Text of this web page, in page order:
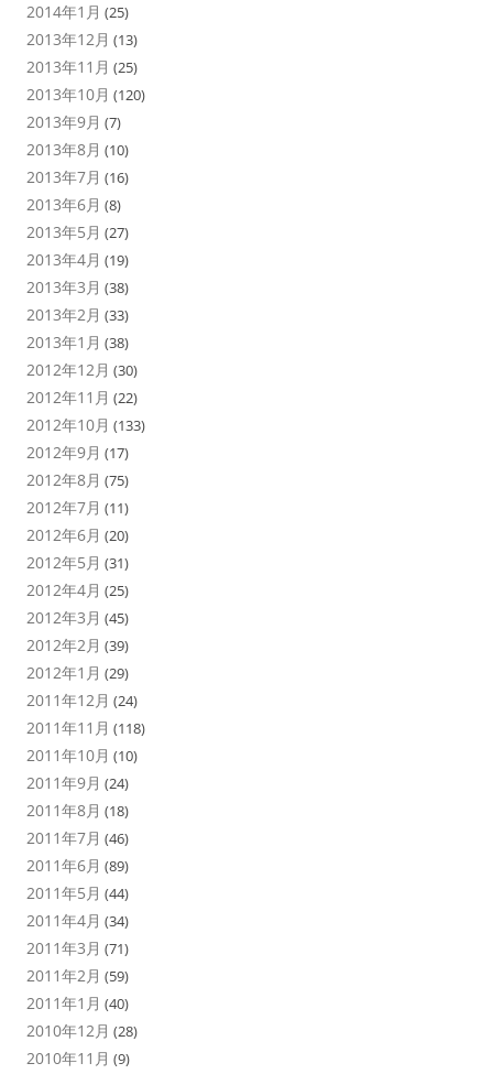
2014年1月 (25)
2013年12月 (13)
2013年11月 (25)
2013年10月 (120)
2013年9月 (7)
2013年8月 (10)
2013年7月 (16)
2013年6月 (8)
2013年5月 (27)
2013年4月 (19)
2013年3月 (38)
2013年2月 (33)
2013年1月 (38)
2012年12月 (30)
2012年11月 (22)
2012年10月 (133)
2012年9月 (17)
2012年8月 (75)
2012年7月 (11)
2012年6月 (20)
2012年5月 (31)
2012年4月 (25)
2012年3月 (45)
2012年2月 (39)
2012年1月 (29)
2011年12月 (24)
2011年11月 (118)
2011年10月 (10)
2011年9月 (24)
2011年8月 (18)
2011年7月 (46)
2011年6月 (89)
2011年5月 (44)
2011年4月 (34)
2011年3月 (71)
2011年2月 (59)
2011年1月 (40)
2010年12月 (28)
2010年11月 (9)